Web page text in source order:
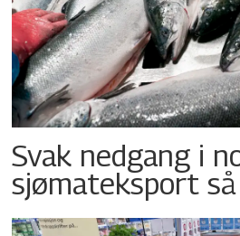
Svak nedgang i
sjømateksport